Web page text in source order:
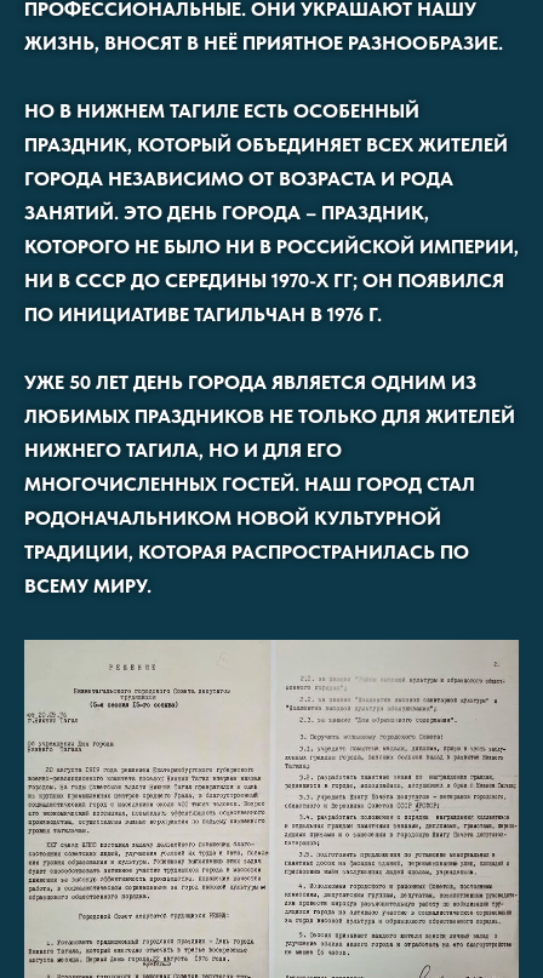
ПРОФЕССИОНАЛЬНЫЕ. ОНИ УКРАШАЮТ НАШУ
ЖИЗНЬ, ВНОСЯТ В НЕЁ ПРИЯТНОЕ РАЗНООБРАЗИЕ.
НО В НИЖНЕМ ТАГИЛЕ ЕСТЬ ОСОБЕННЫЙ
ПРАЗДНИК, КОТОРЫЙ ОБЪЕДИНЯЕТ ВСЕХ ЖИТЕЛЕЙ
ГОРОДА НЕЗАВИСИМО ОТ ВОЗРАСТА И РОДА
ЗАНЯТИЙ. ЭТО ДЕНЬ ГОРОДА – ПРАЗДНИК,
КОТОРОГО НЕ БЫЛО НИ В РОССИЙСКОЙ ИМПЕРИИ,
НИ В СССР ДО СЕРЕДИНЫ 1970-Х ГГ; ОН ПОЯВИЛСЯ
ПО ИНИЦИАТИВЕ ТАГИЛЬЧАН В 1976 Г.
УЖЕ 50 ЛЕТ ДЕНЬ ГОРОДА ЯВЛЯЕТСЯ ОДНИМ ИЗ
ЛЮБИМЫХ ПРАЗДНИКОВ НЕ ТОЛЬКО ДЛЯ ЖИТЕЛЕЙ
НИЖНЕГО ТАГИЛА, НО И ДЛЯ ЕГО
МНОГОЧИСЛЕННЫХ ГОСТЕЙ. НАШ ГОРОД СТАЛ
РОДОНАЧАЛЬНИКОМ НОВОЙ КУЛЬТУРНОЙ
ТРАДИЦИИ, КОТОРАЯ РАСПРОСТРАНИЛАСЬ ПО
ВСЕМУ МИРУ.